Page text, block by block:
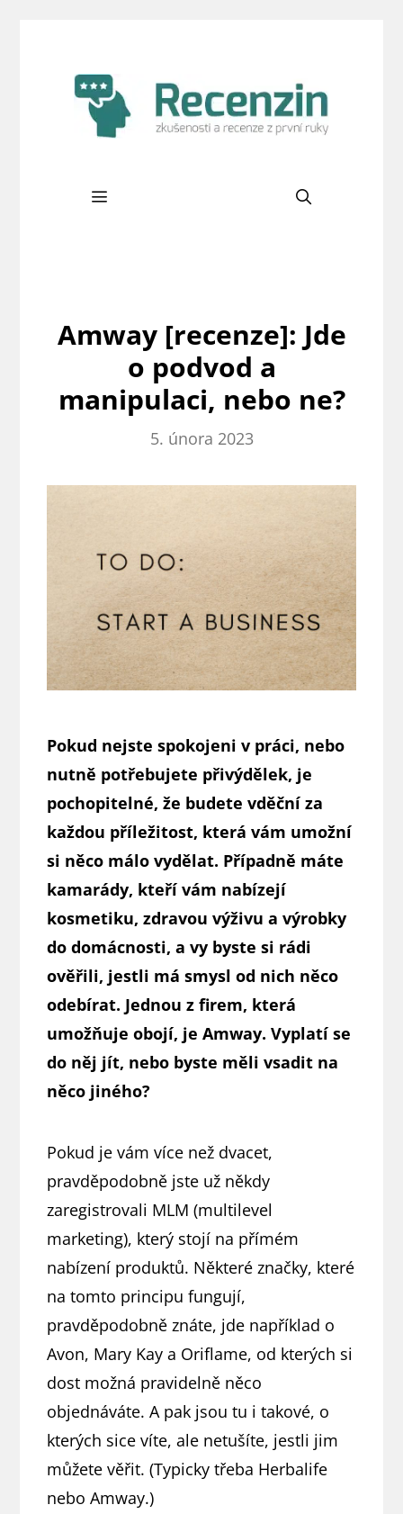
Amway [recenze]: Jde
o podvod a
manipulaci, nebo ne?
5. února 2023
Pokud nejste spokojeni v práci, nebo
nutně potřebujete přivýdělek, je
pochopitelné, že budete vděční za
každou příležitost, která vám umožní
si něco málo vydělat. Případně máte
kamarády, kteří vám nabízejí
kosmetiku, zdravou výživu a výrobky
do domácnosti, a vy byste si rádi
ověřili, jestli má smysl od nich něco
odebírat. Jednou z firem, která
umožňuje obojí, je Amway. Vyplatí se
do něj jít, nebo byste měli vsadit na
něco jiného?
Pokud je vám více než dvacet,
pravděpodobně jste už někdy
zaregistrovali MLM (multilevel
marketing), který stojí na přímém
nabízení produktů. Některé značky, které
na tomto principu fungují,
pravděpodobně znáte, jde například o
Avon, Mary Kay a Oriflame, od kterých si
dost možná pravidelně něco
objednáváte. A pak jsou tu i takové, o
kterých sice víte, ale netušíte, jestli jim
můžete věřit. (Typicky třeba Herbalife
nebo Amway.)